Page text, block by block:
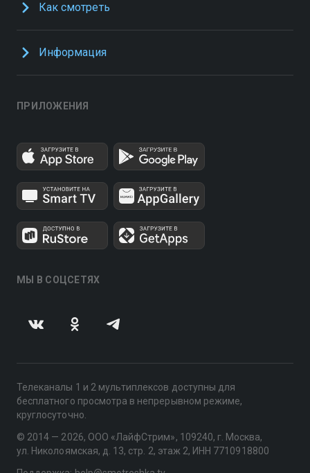
Как смотреть
Информация
ПРИЛОЖЕНИЯ
МЫ В СОЦСЕТЯХ
Телеканалы 1 и 2 мультиплексов доступны для
бесплатного просмотра в непрерывном режиме,
круглосуточно.
© 2014 — 2026, ООО «ЛайфСтрим», 109240, г. Москва,
ул. Николоямская, д. 13, стр. 2, этаж 2, ИНН 7710918800